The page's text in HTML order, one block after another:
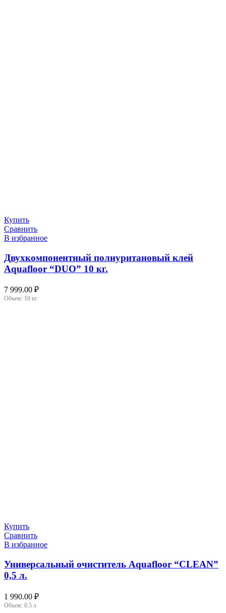
Купить
Сравнить
В избранное
Двухкомпонентный полиуритановый клей
Aquafloor “DUO” 10 кг.
7 999.00 ₽
Объем: 10 кг
Купить
Сравнить
В избранное
Универсальный очиститель Aquafloor “CLEAN”
0,5 л.
1 990.00 ₽
Объем: 0.5 л